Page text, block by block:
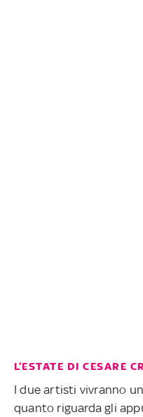
L’ESTATE DI CESARE
I due artisti vivranno
quanto riguarda gli